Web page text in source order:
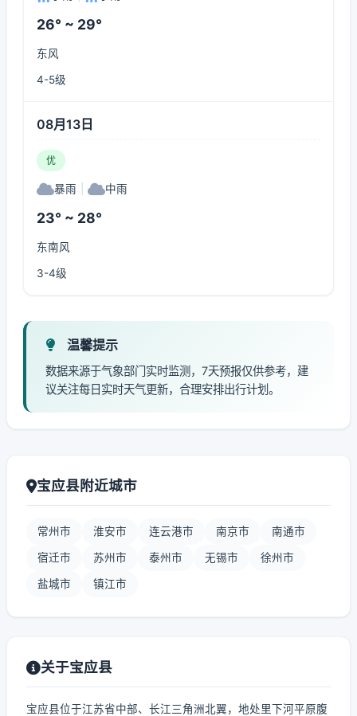
26° ~ 29°
东风
4-5级
08月13日
优
暴雨 中雨
23° ~ 28°
东南风
3-4级
温馨提示
数据来源于气象部门实时监测，7天预报仅供参考，建
议关注每日实时天气更新，合理安排出行计划。
宝应县附近城市
常州市 淮安市 连云港市 南京市 南通市
宿迁市 苏州市 泰州市 无锡市 徐州市
盐城市 镇江市
关于宝应县
宝应县位于江苏省中部、长江三角洲北翼，地处里下河平原腹